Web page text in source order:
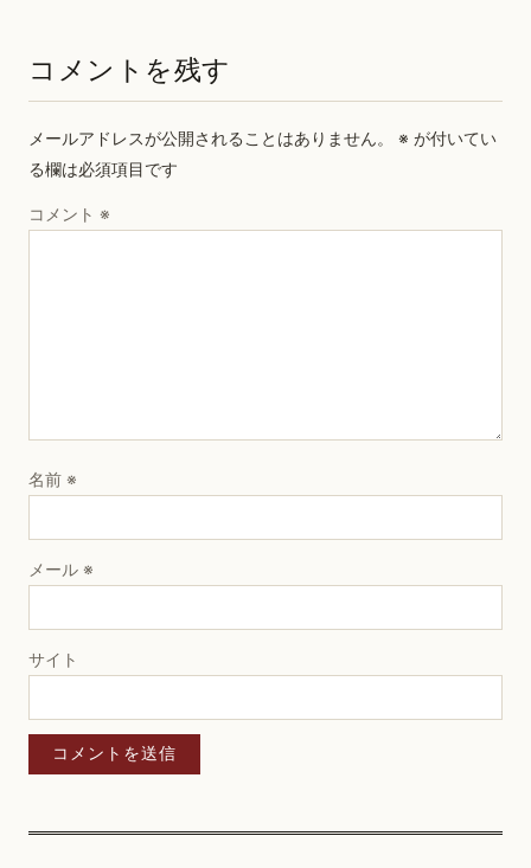
コメントを残す
メールアドレスが公開されることはありません。 ※ が付いてい
る欄は必須項目です
コメント ※
名前 ※
メール ※
サイト